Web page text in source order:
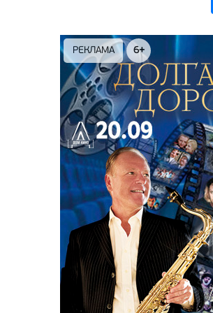
РЕКЛАМА 6+